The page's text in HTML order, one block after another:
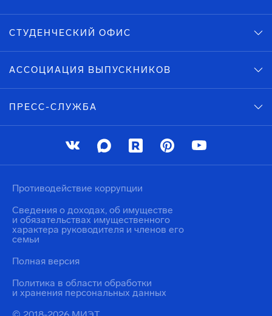
СТУДЕНЧЕСКИЙ ОФИС
АССОЦИАЦИЯ ВЫПУСКНИКОВ
ПРЕСС-СЛУЖБА
Политика в области обработки
и хранения персональных данных
Противодействие коррупции
Сведения о доходах, об имуществе
и обязательствах имущественного
характера руководителя и членов его
семьи
Полная версия